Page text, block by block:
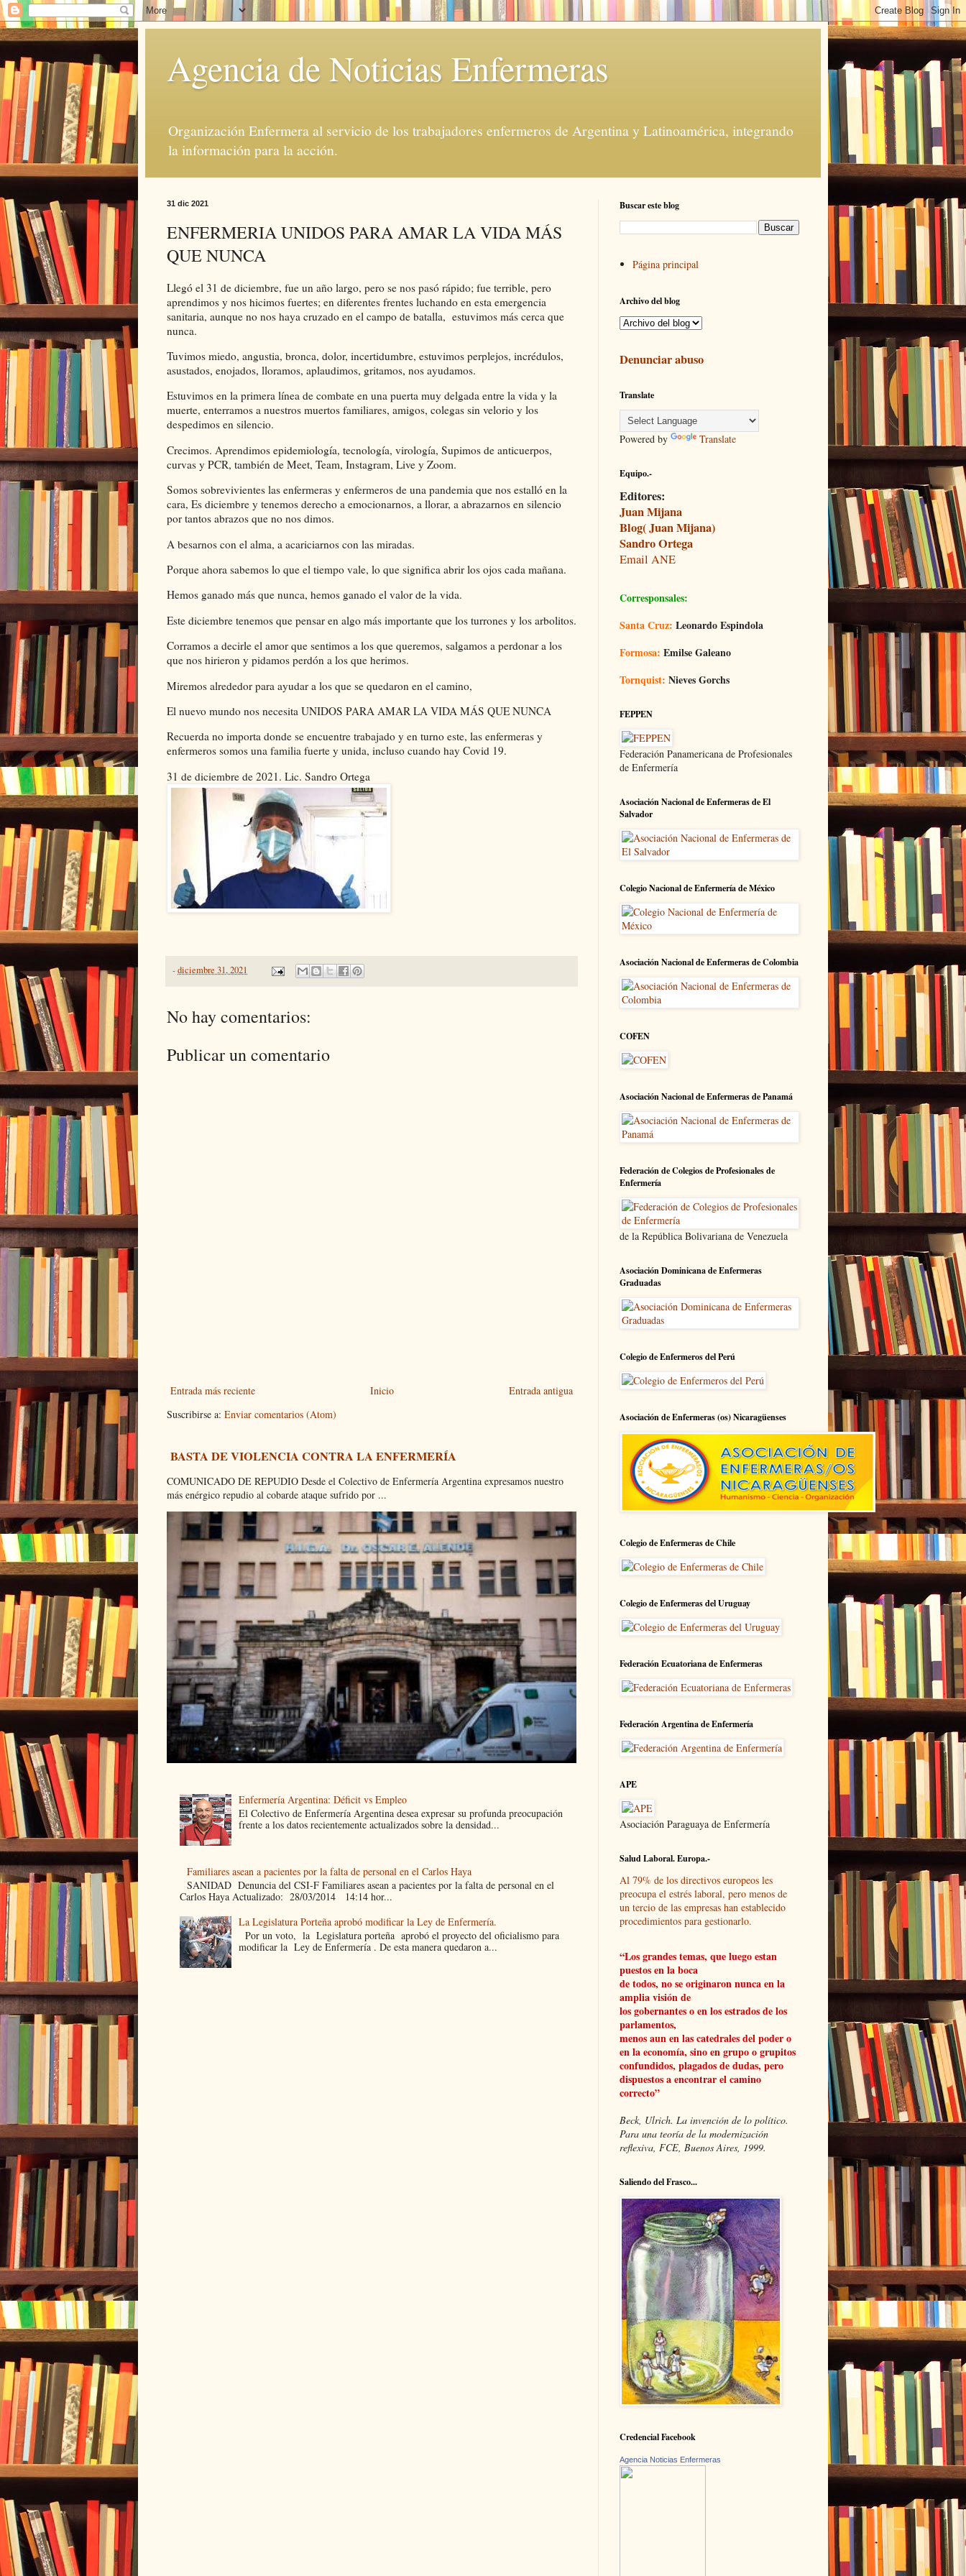
Agencia de Noticias Enfermeras
Organización Enfermera al servicio de los trabajadores enfermeros de Argentina y Latinoamérica, integrando
la información para la acción.
31 dic 2021
ENFERMERIA UNIDOS PARA AMAR LA VIDA MÁS
QUE NUNCA
Llegó el 31 de diciembre, fue un año largo, pero se nos pasó rápido; fue terrible, pero
aprendimos y nos hicimos fuertes; en diferentes frentes luchando en esta emergencia
sanitaria, aunque no nos haya cruzado en el campo de batalla, estuvimos más cerca que
nunca.
Tuvimos miedo, angustia, bronca, dolor, incertidumbre, estuvimos perplejos, incrédulos,
asustados, enojados, lloramos, aplaudimos, gritamos, nos ayudamos.
Estuvimos en la primera línea de combate en una puerta muy delgada entre la vida y la
muerte, enterramos a nuestros muertos familiares, amigos, colegas sin velorio y los
despedimos en silencio.
Crecimos. Aprendimos epidemiología, tecnología, virología, Supimos de anticuerpos,
curvas y PCR, también de Meet, Team, Instagram, Live y Zoom.
Somos sobrevivientes las enfermeras y enfermeros de una pandemia que nos estalló en la
cara, Es diciembre y tenemos derecho a emocionarnos, a llorar, a abrazarnos en silencio
por tantos abrazos que no nos dimos.
A besarnos con el alma, a acariciarnos con las miradas.
Porque ahora sabemos lo que el tiempo vale, lo que significa abrir los ojos cada mañana.
Hemos ganado más que nunca, hemos ganado el valor de la vida.
Este diciembre tenemos que pensar en algo más importante que los turrones y los arbolitos.
Corramos a decirle el amor que sentimos a los que queremos, salgamos a perdonar a los
que nos hirieron y pidamos perdón a los que herimos.
Miremos alrededor para ayudar a los que se quedaron en el camino,
El nuevo mundo nos necesita UNIDOS PARA AMAR LA VIDA MÁS QUE NUNCA
Recuerda no importa donde se encuentre trabajado y en turno este, las enfermeras y
enfermeros somos una familia fuerte y unida, incluso cuando hay Covid 19.
31 de diciembre de 2021. Lic. Sandro Ortega
-diciembre 31, 2021
No hay comentarios:
Publicar un comentario
Entrada más reciente Entrada antigua
Inicio
Suscribirse a: Enviar comentarios (Atom)
BASTA DE VIOLENCIA CONTRA LA ENFERMERÍA
COMUNICADO DE REPUDIO Desde el Colectivo de Enfermería Argentina expresamos nuestro
más enérgico repudio al cobarde ataque sufrido por ...
Enfermería Argentina: Déficit vs Empleo
El Colectivo de Enfermería Argentina desea expresar su profunda preocupación
frente a los datos recientemente actualizados sobre la densidad...
Familiares asean a pacientes por la falta de personal en el Carlos Haya
SANIDAD Denuncia del CSI-F Familiares asean a pacientes por la falta de personal en el
Carlos Haya Actualizado: 28/03/2014 14:14 hor...
La Legislatura Porteña aprobó modificar la Ley de Enfermería.
Por un voto, la Legislatura porteña aprobó el proyecto del oficialismo para
modificar la Ley de Enfermería . De esta manera quedaron a...
Buscar este blog
Página principal
Archivo del blog
Denunciar abuso
Translate
Powered by Translate
Equipo.-
Editores:
Juan Mijana
Blog( Juan Mijana)
Sandro Ortega
Email ANE
Corresponsales:
Santa Cruz: Leonardo Espindola
Formosa: Emilse Galeano
Tornquist: Nieves Gorchs
FEPPEN
Federación Panamericana de Profesionales
de Enfermería
Asociación Nacional de Enfermeras de El
Salvador
Colegio Nacional de Enfermería de México
Asociación Nacional de Enfermeras de Colombia
COFEN
Asociación Nacional de Enfermeras de Panamá
Federación de Colegios de Profesionales de
Enfermería
de la República Bolivariana de Venezuela
Asociación Dominicana de Enfermeras
Graduadas
Colegio de Enfermeros del Perú
Asociación de Enfermeras (os) Nicaragüenses
Colegio de Enfermeras de Chile
Colegio de Enfermeras del Uruguay
Federación Ecuatoriana de Enfermeras
Federación Argentina de Enfermería
APE
Asociación Paraguaya de Enfermería
Salud Laboral. Europa.-
Al 79% de los directivos europeos les
preocupa el estrés laboral, pero menos de
un tercio de las empresas han establecido
procedimientos para gestionarlo.
“Los grandes temas, que luego estan
puestos en la boca
de todos, no se originaron nunca en la
amplia visión de
los gobernantes o en los estrados de los
parlamentos,
menos aun en las catedrales del poder o
en la economía, sino en grupo o grupitos
confundidos, plagados de dudas, pero
dispuestos a encontrar el camino
correcto”
Beck, Ulrich. La invención de lo político.
Para una teoría de la modernización
reflexiva, FCE, Buenos Aires, 1999.
Saliendo del Frasco...
Credencial Facebook
Agencia Noticias Enfermeras